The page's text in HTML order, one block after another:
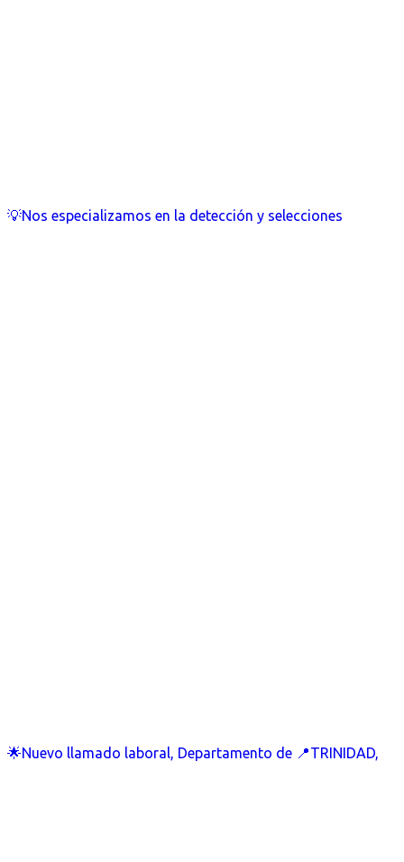
💡Nos especializamos en la detección y selecciones
🌟Nuevo llamado laboral, Departamento de 📍TRINIDAD,